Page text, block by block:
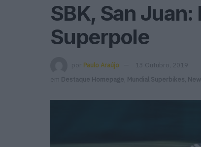
SBK, San
Superpole
por Paulo Araújo
13 Outubro, 2019
em
Destaque Homepage Mundial Superbikes